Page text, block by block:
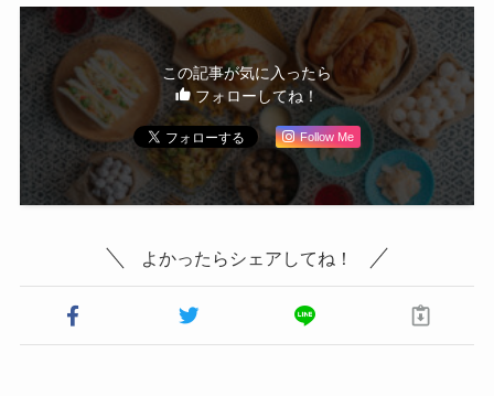
この記事が気に入ったら
フォローしてね！
Follow Me
よかったらシェアしてね！